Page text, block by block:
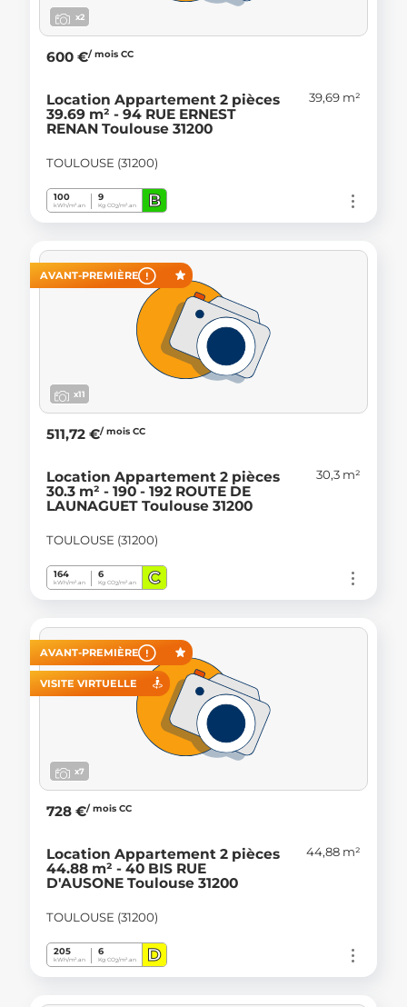
x2
600 €/ mois CC
Location Appartement 2 pièces
39.69 m² - 94 RUE ERNEST
RENAN Toulouse 31200
39,69 m²
TOULOUSE (31200)
100
kWh/m².an
9
Kg CO2/m².an B
AVANT-PREMIÈRE
x11
511,72 €/ mois CC
Location Appartement 2 pièces
30.3 m² - 190 - 192 ROUTE DE
LAUNAGUET Toulouse 31200
30,3 m²
TOULOUSE (31200)
164
kWh/m².an
6
Kg CO2/m².an C
AVANT-PREMIÈRE
VISITE VIRTUELLE
x7
728 €/ mois CC
Location Appartement 2 pièces
44.88 m² - 40 BIS RUE
D'AUSONE Toulouse 31200
44,88 m²
TOULOUSE (31200)
205
kWh/m².an
6
Kg CO2/m².an D